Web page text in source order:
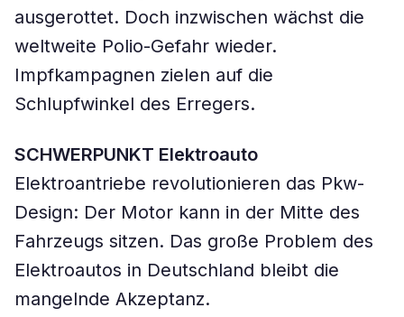
ausgerottet. Doch inzwischen wächst die
weltweite Polio-Gefahr wieder.
Impfkampagnen zielen auf die
Schlupfwinkel des Erregers.
SCHWERPUNKT Elektroauto
Elektroantriebe revolutionieren das Pkw-
Design: Der Motor kann in der Mitte des
Fahrzeugs sitzen. Das große Problem des
Elektroautos in Deutschland bleibt die
mangelnde Akzeptanz.